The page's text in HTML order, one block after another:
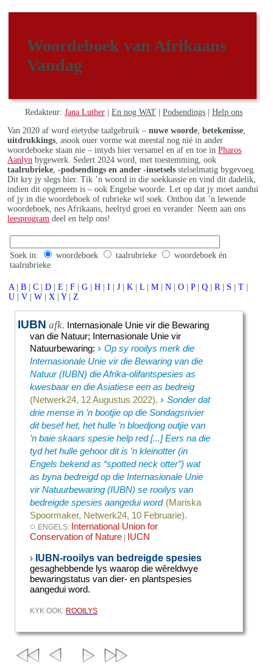
Woordeboek van Afrikaans
Vandag
Redakteur:Jana Luther |En nog WAT |Podsendings |Help ons
Van 2020 af word eietydse taalgebruik –nuwe woorde ,betekenisse
uitdrukkings , asook ouer vorme wat meestal nog nié in ander
woordeboeke staan nie – intyds hier versamel en af en toe inPharos
Aanlyn bygewerk. Sedert 2024 word, met toestemming, ook
taalrubrieke ,-podsendings en ander -insetsels stelselmatig bygevoeg.
Dit kry jy slegs hier. Tik ’n woord in die soekkassie en vind dit dadelik,
indien dit opgeneem is – ook Engelse woorde. Let op dat jy moet aandui
of jy in die woordeboek of rubrieke wil soek. Onthou dat ’n lewende
woordeboek, nes Afrikaans, heeltyd groei en verander. Neem aan ons
leesprogram deel en help ons!
Soek in: woordeboek taalrubrieke
woordeboek én
taalrubrieke
A | B | C | D | E | F | G | H | I | J | K | L | M | N | O | P | Q | R | S | T |
U | V | W | X | Y | Z
IUBN afk. Internasionale Unie vir die Bewaring
van die Natuur; Internasionale Unie vir
Natuurbewaring:› Op sy rooilys merk die
Internasionale Unie vir die Bewaring van die
Natuur (IUBN) die Afrika-olifantspesies as
kwesbaar en die Asiatiese een as bedreig
(Netwerk24, 12 Augustus 2022). › Sonder dat
drie mense in ’n bootjie op die Sondagsrivier
dit besef het, het hulle ’n bloedjong outjie van
’n baie skaars spesie help red [...] Eers na die
tyd het hulle gehoor dit is ’n kleinotter (in
Engels bekend as “spotted neck otter”) wat
as byna bedreigd op die Internasionale Unie
vir Natuurbewaring (IUBN) se rooilys van
bedreigde spesies aangedui word (Mariska
Spoormaker, Netwerk24, 10 Februarie).
◌ ENGELS: International Union for
Conservation of Nature | IUCN
› IUBN-rooilys van bedreigde spesies
gesaghebbende lys waarop die wêreldwye
bewaringstatus van dier- en plantspesies
aangedui word.
KYK OOK: ROOILYS